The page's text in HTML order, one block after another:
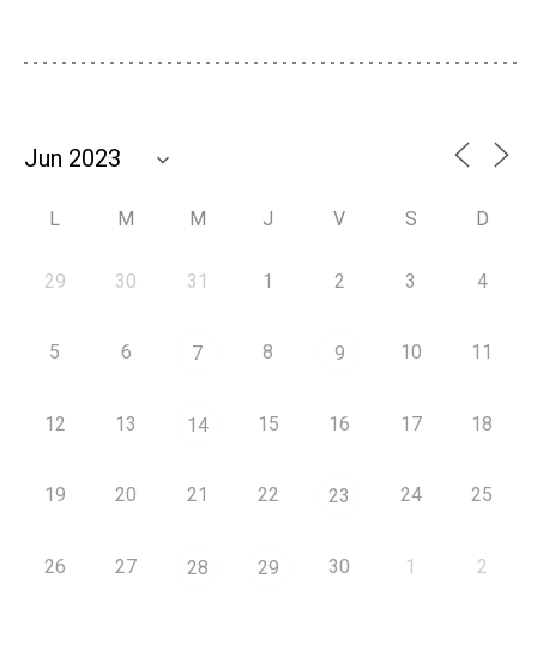
L M M J V S D
29 30 31 1 2 3 4
5 6 7 8 9 10 11
12 13 14 15 16 17 18
19 20 21 22 23 24 25
26 27 28 29 30 1 2